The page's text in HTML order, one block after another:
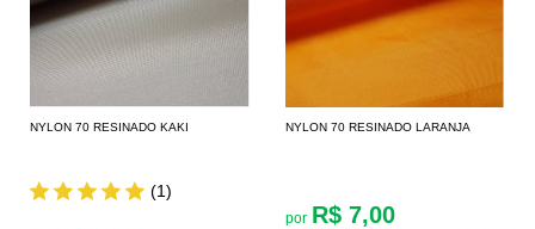
NYLON 70 RESINADO KAKI
(1)
NYLON 70 RESINADO LARANJA
por R$ 7,00